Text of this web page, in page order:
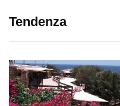
Tendenza